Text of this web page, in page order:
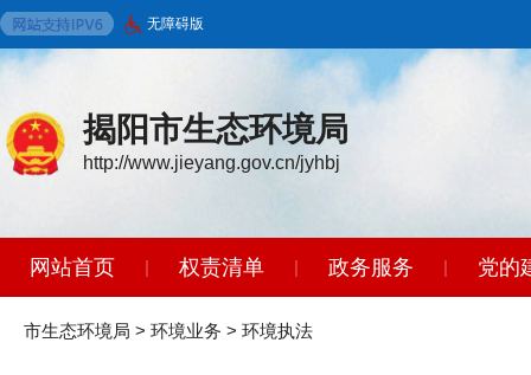
无障碍版
揭阳市生态环境局
http://www.jieyang.gov.cn/jyhbj
网站首页 | 权责清单 | 政务服务 | 党的
环境保护标准 | 政策法规
市生态环境局 > 环境业务 > 环境执法